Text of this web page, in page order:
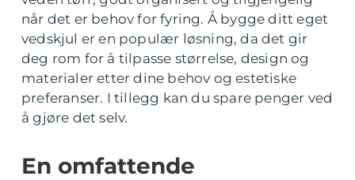
når det er behov for fyring. Å bygge ditt eget
vedskjul er en populær løsning, da det gir
deg rom for å tilpasse størrelse, design og
materialer etter dine behov og estetiske
preferanser. I tillegg kan du spare penger ved
å gjøre det selv.
En omfattende